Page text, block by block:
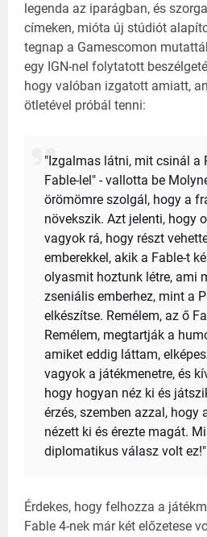
legenda az iparágban, és
címeken, mióta új stúdiót
tegnap a Gamescomon
egy IGN-nel folytatott
hogy valóban izgatott amiatt,
ötletével próbál tenni:
"Izgalmas látni, mit csinál a
Fable-lel" - vallotta be
örömömre szolgál, hogy a
növekszik. Azt jelenti, hogy
vagyok rá, hogy részt
emberekkel, akik a Fable-t
olyasmit hoztunk létre, ami
zseniális emberhez, mint a
elkészítse. Remélem, az ő
Remélem, megtartják a
amiket eddig láttam,
vagyok a játékmenetre, és
hogy hogyan néz ki és
érzés, szemben azzal, hogy
nézett ki és érezte magát.
diplomatikus válasz volt ez!"
Érdekes, hogy felhozza a
Fable 4-nek már két előzetese